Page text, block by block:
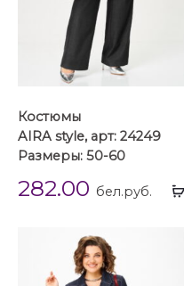
Костюмы
AIRA style, арт: 24249
Размеры: 50-60
282.00 бел.руб.